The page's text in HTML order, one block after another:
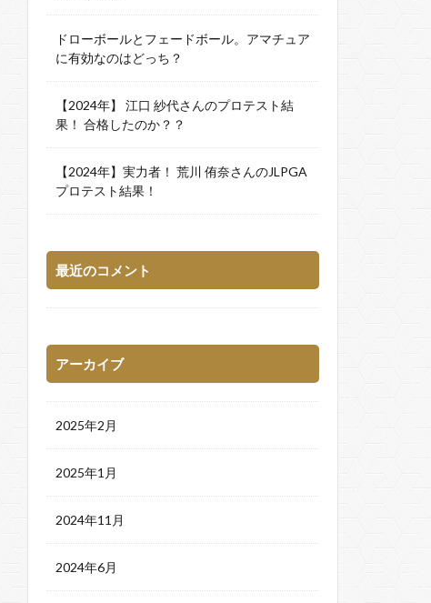
ドローボールとフェードボール。アマチュア
に有効なのはどっち？
【2024年】 江口 紗代さんのプロテスト結
果！ 合格したのか？？
【2024年】実力者！ 荒川 侑奈さんのJLPGA
プロテスト結果！
最近のコメント
アーカイブ
2025年2月
2025年1月
2024年11月
2024年6月